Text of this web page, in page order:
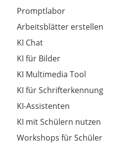
Promptlabor
Arbeitsblätter erstellen
KI Chat
KI für Bilder
KI Multimedia Tool
KI für Schrifterkennung
KI-Assistenten
KI mit Schülern nutzen
Workshops für Schüler